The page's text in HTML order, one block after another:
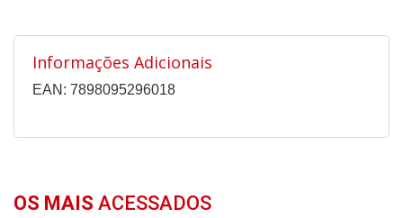
Informações Adicionais
EAN: 7898095296018
OS MAIS ACESSADOS